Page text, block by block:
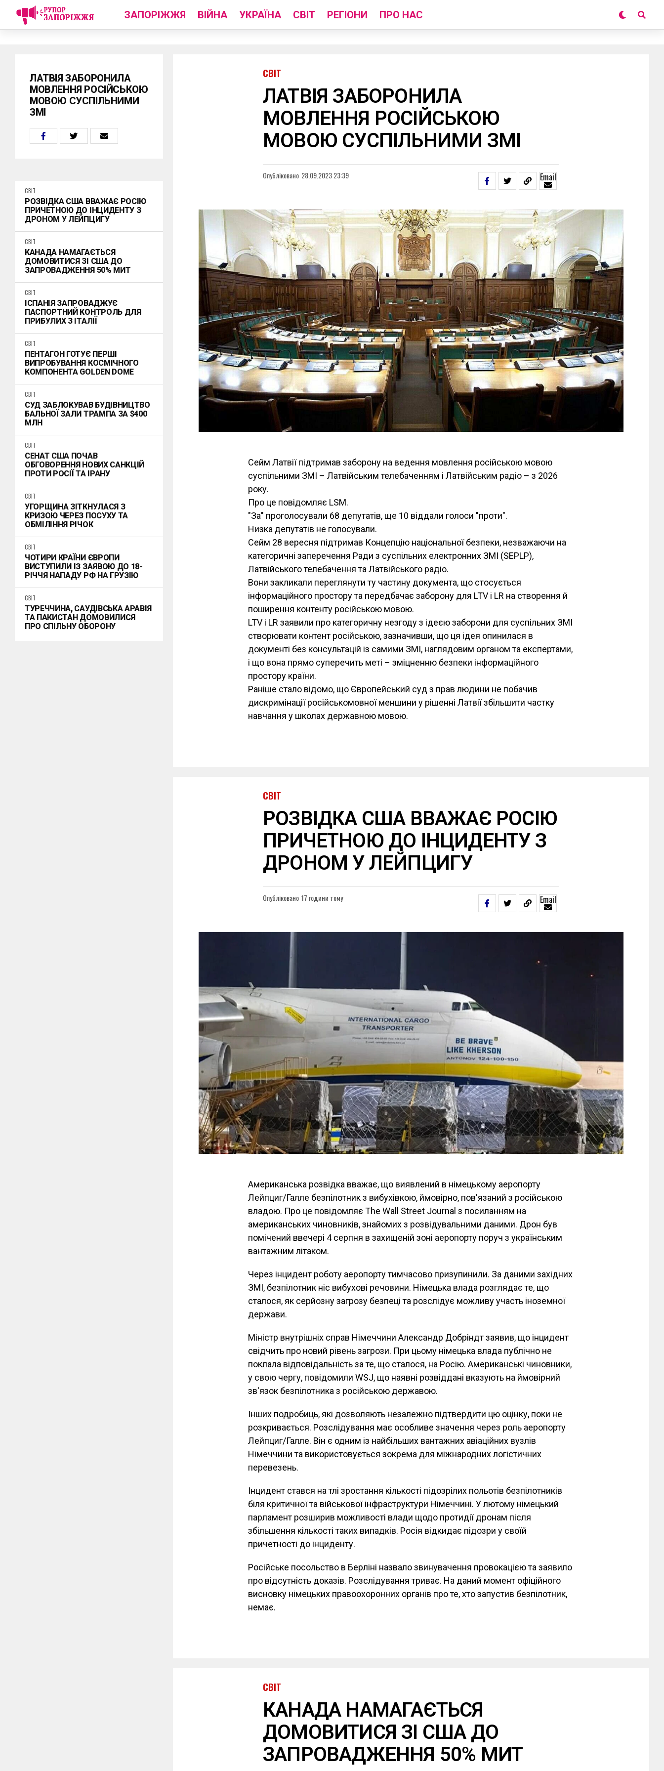
ЗАПОРІЖЖЯ ВІЙНА УКРАЇНА СВІТ РЕГІОНИ ПРО НАС
ЛАТВІЯ ЗАБОРОНИЛА
МОВЛЕННЯ РОСІЙСЬКОЮ
МОВОЮ СУСПІЛЬНИМИ
ЗМІ
СВІТ
РОЗВІДКА США ВВАЖАЄ РОСІЮ
ПРИЧЕТНОЮ ДО ІНЦИДЕНТУ З
ДРОНОМ У ЛЕЙПЦИГУ
СВІТ
КАНАДА НАМАГАЄТЬСЯ
ДОМОВИТИСЯ ЗІ США ДО
ЗАПРОВАДЖЕННЯ 50% МИТ
СВІТ
ІСПАНІЯ ЗАПРОВАДЖУЄ
ПАСПОРТНИЙ КОНТРОЛЬ ДЛЯ
ПРИБУЛИХ З ІТАЛІЇ
СВІТ
ПЕНТАГОН ГОТУЄ ПЕРШІ
ВИПРОБУВАННЯ КОСМІЧНОГО
КОМПОНЕНТА GOLDEN DOME
СВІТ
СУД ЗАБЛОКУВАВ БУДІВНИЦТВО
БАЛЬНОЇ ЗАЛИ ТРАМПА ЗА $400
МЛН
СВІТ
СЕНАТ США ПОЧАВ
ОБГОВОРЕННЯ НОВИХ САНКЦІЙ
ПРОТИ РОСІЇ ТА ІРАНУ
СВІТ
УГОРЩИНА ЗІТКНУЛАСЯ З
КРИЗОЮ ЧЕРЕЗ ПОСУХУ ТА
ОБМІЛІННЯ РІЧОК
СВІТ
ЧОТИРИ КРАЇНИ ЄВРОПИ
ВИСТУПИЛИ ІЗ ЗАЯВОЮ ДО 18-
РІЧЧЯ НАПАДУ РФ НА ГРУЗІЮ
СВІТ
ТУРЕЧЧИНА, САУДІВСЬКА АРАВІЯ
ТА ПАКИСТАН ДОМОВИЛИСЯ
ПРО СПІЛЬНУ ОБОРОНУ
СВІТ
ЛАТВІЯ ЗАБОРОНИЛА
МОВЛЕННЯ РОСІЙСЬКОЮ
МОВОЮ СУСПІЛЬНИМИ ЗМІ
Опубліковано 28.09.2023 23:39 Email
Сейм Латвії підтримав заборону на ведення мовлення російською мовою
суспільними ЗМІ – Латвійським телебаченням і Латвійським радіо – з 2026
року.
Про це повідомляє LSM.
"За" проголосували 68 депутатів, ще 10 віддали голоси "проти".
Низка депутатів не голосували.
Сейм 28 вересня підтримав Концепцію національної безпеки, незважаючи на
категоричні заперечення Ради з суспільних електронних ЗМІ (SEPLP),
Латвійського телебачення та Латвійського радіо.
Вони закликали переглянути ту частину документа, що стосується
інформаційного простору та передбачає заборону для LTV і LR на створення й
поширення контенту російською мовою.
LTV і LR заявили про категоричну незгоду з ідеєю заборони для суспільних ЗМІ
створювати контент російською, зазначивши, що ця ідея опинилася в
документі без консультацій із самими ЗМІ, наглядовим органом та експертами,
і що вона прямо суперечить меті – зміцненню безпеки інформаційного
простору країни.
Раніше стало відомо, що Європейський суд з прав людини не побачив
дискримінації російськомовної меншини у рішенні Латвії збільшити частку
навчання у школах державною мовою.
СВІТ
РОЗВІДКА США ВВАЖАЄ РОСІЮ
ПРИЧЕТНОЮ ДО ІНЦИДЕНТУ З
ДРОНОМ У ЛЕЙПЦИГУ
Опубліковано 17 години тому Email
Американська розвідка вважає, що виявлений в німецькому аеропорту
Лейпциг/Галле безпілотник з вибухівкою, ймовірно, пов'язаний з російською
владою. Про це повідомляє The Wall Street Journal з посиланням на
американських чиновників, знайомих з розвідувальними даними. Дрон був
помічений ввечері 4 серпня в захищеній зоні аеропорту поруч з українським
вантажним літаком.
Через інцидент роботу аеропорту тимчасово призупинили. За даними західних
ЗМІ, безпілотник ніс вибухові речовини. Німецька влада розглядає те, що
сталося, як серйозну загрозу безпеці та розслідує можливу участь іноземної
держави.
Міністр внутрішніх справ Німеччини Александр Добріндт заявив, що інцидент
свідчить про новий рівень загрози. При цьому німецька влада публічно не
поклала відповідальність за те, що сталося, на Росію. Американські чиновники,
у свою чергу, повідомили WSJ, що наявні розвіддані вказують на ймовірний
зв'язок безпілотника з російською державою.
Інших подробиць, які дозволяють незалежно підтвердити цю оцінку, поки не
розкривається. Розслідування має особливе значення через роль аеропорту
Лейпциг/Галле. Він є одним із найбільших вантажних авіаційних вузлів
Німеччини та використовується зокрема для міжнародних логістичних
перевезень.
Інцидент стався на тлі зростання кількості підозрілих польотів безпілотників
біля критичної та військової інфраструктури Німеччині. У лютому німецький
парламент розширив можливості влади щодо протидії дронам після
збільшення кількості таких випадків. Росія відкидає підозри у своїй
причетності до інциденту.
Російське посольство в Берліні назвало звинувачення провокацією та заявило
про відсутність доказів. Розслідування триває. На даний момент офіційного
висновку німецьких правоохоронних органів про те, хто запустив безпілотник,
немає.
СВІТ
КАНАДА НАМАГАЄТЬСЯ
ДОМОВИТИСЯ ЗІ США ДО
ЗАПРОВАДЖЕННЯ 50% МИТ